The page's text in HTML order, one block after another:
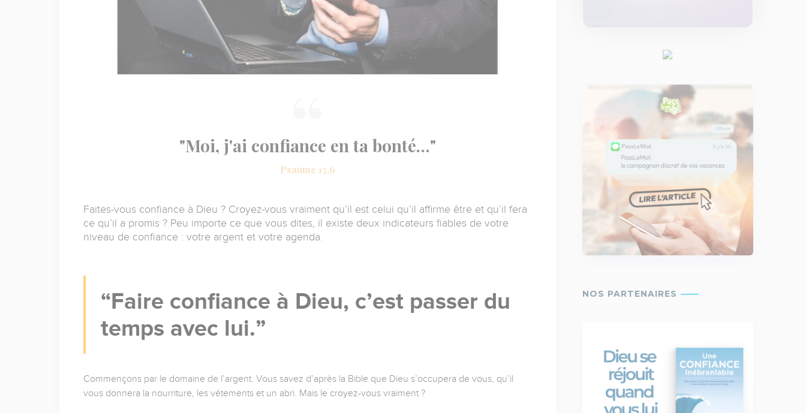
"Moi, j'ai confiance en ta bonté…"
Psaume 13.6
Faites-vous confiance à Dieu ? Croyez-vous vraiment qu’il est celui qu’il affirme être et qu’il fera
ce qu’il a promis ? Peu importe ce que vous dites, il existe deux indicateurs fiables de votre
niveau de confiance : votre argent et votre agenda.
Faire confiance à Dieu, c’est passer du
temps avec lui.
Commençons par le domaine de l’argent. Vous savez d’après la Bible que Dieu s’occupera de vous, qu’il
vous donnera la nourriture, les vêtements et un abri. Mais le croyez-vous vraiment ?